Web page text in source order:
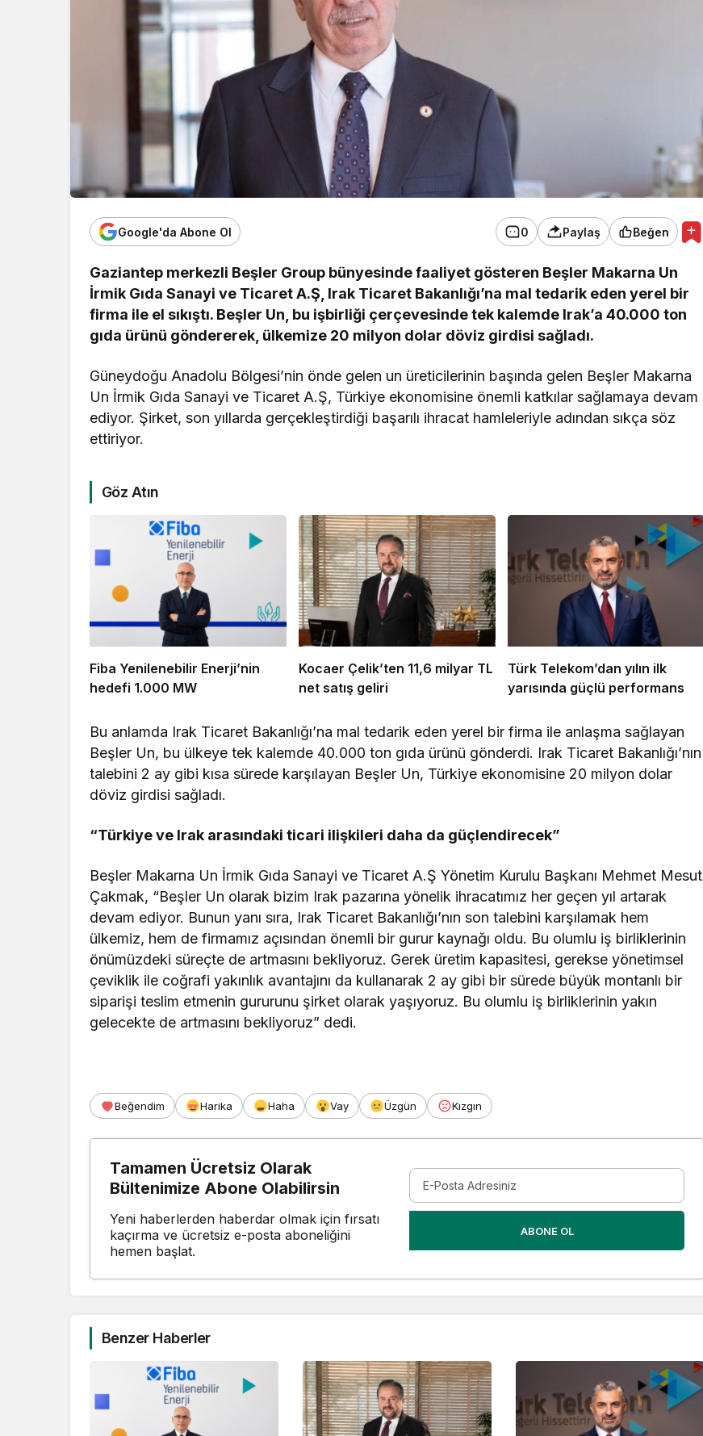
Google'da Abone Ol 0 Paylaş Beğen
Gaziantep merkezli Beşler Group bünyesinde faaliyet gösteren Beşler Makarna Un
İrmik Gıda Sanayi ve Ticaret A.Ş, Irak Ticaret Bakanlığı’na mal tedarik eden yerel bir
firma ile el sıkıştı. Beşler Un, bu işbirliği çerçevesinde tek kalemde Irak’a 40.000 ton
gıda ürünü göndererek, ülkemize 20 milyon dolar döviz girdisi sağladı.
Güneydoğu Anadolu Bölgesi’nin önde gelen un üreticilerinin başında gelen Beşler Makarna
Un İrmik Gıda Sanayi ve Ticaret A.Ş, Türkiye ekonomisine önemli katkılar sağlamaya devam
ediyor. Şirket, son yıllarda gerçekleştirdiği başarılı ihracat hamleleriyle adından sıkça söz
ettiriyor.
Göz Atın
Fiba Yenilenebilir Enerji’nin
hedefi 1.000 MW
Kocaer Çelik’ten 11,6 milyar TL
net satış geliri
Türk Telekom’dan yılın ilk
yarısında güçlü performans
Bu anlamda Irak Ticaret Bakanlığı’na mal tedarik eden yerel bir firma ile anlaşma sağlayan
Beşler Un, bu ülkeye tek kalemde 40.000 ton gıda ürünü gönderdi. Irak Ticaret Bakanlığı’nın
talebini 2 ay gibi kısa sürede karşılayan Beşler Un, Türkiye ekonomisine 20 milyon dolar
döviz girdisi sağladı.
“Türkiye ve Irak arasındaki ticari ilişkileri daha da güçlendirecek”
Beşler Makarna Un İrmik Gıda Sanayi ve Ticaret A.Ş Yönetim Kurulu Başkanı Mehmet Mesut
Çakmak, “Beşler Un olarak bizim Irak pazarına yönelik ihracatımız her geçen yıl artarak
devam ediyor. Bunun yanı sıra, Irak Ticaret Bakanlığı’nın son talebini karşılamak hem
ülkemiz, hem de firmamız açısından önemli bir gurur kaynağı oldu. Bu olumlu iş birliklerinin
önümüzdeki süreçte de artmasını bekliyoruz. Gerek üretim kapasitesi, gerekse yönetimsel
çeviklik ile coğrafi yakınlık avantajını da kullanarak 2 ay gibi bir sürede büyük montanlı bir
siparişi teslim etmenin gururunu şirket olarak yaşıyoruz. Bu olumlu iş birliklerinin yakın
gelecekte de artmasını bekliyoruz” dedi.
Beğendim Harika Haha Vay Üzgün Kızgın
Tamamen Ücretsiz Olarak
Bültenimize Abone Olabilirsin
Yeni haberlerden haberdar olmak için fırsatı
kaçırma ve ücretsiz e-posta aboneliğini
hemen başlat.
ABONE OL
Benzer Haberler